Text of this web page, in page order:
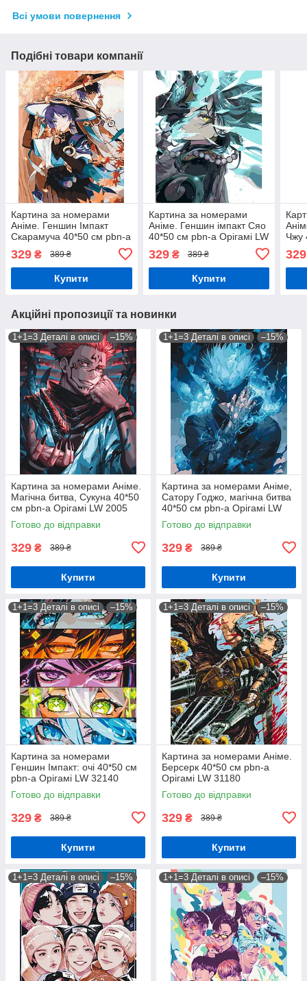
Всі умови повернення
Подібні товари компанії
Картина за номерами
Аніме. Геншин Імпакт
Скарамуча 40*50 см pbn-a
329 ₴ 389 ₴
Купити
Картина за номерами
Аніме. Геншин імпакт Сяо
40*50 см pbn-a Орігамі LW
329₴ 389 ₴
Купити
Чжу
329
Акційні пропозиції та новинки
1+1=3 Деталі в описі –15%
Картина за номерами Аніме.
Магічна битва, Сукуна 40*50
см pbn-a Орігамі LW 2005
Готово до відправки
329 ₴ 389 ₴
Купити
1+1=3 Деталі в описі –15%
Картина за номерами Аніме,
Сатору Годжо, магічна битва
40*50 см pbn-a Орігамі LW
31230
Готово до відправки
329 ₴ 389 ₴
Купити
1+1=3 Деталі в описі –15%
Картина за номерами
Геншин Імпакт: очі 40*50 см
pbn-a Орігамі LW 32140
Готово до відправки
329 ₴ 389 ₴
Купити
1+1=3 Деталі в описі –15%
Картина за номерами Аніме.
Берсерк 40*50 см pbn-a
Орігамі LW 31180
Готово до відправки
329 ₴ 389 ₴
Купити
1+1=3 Деталі в описі –15% 1+1=3 Деталі в описі –15%